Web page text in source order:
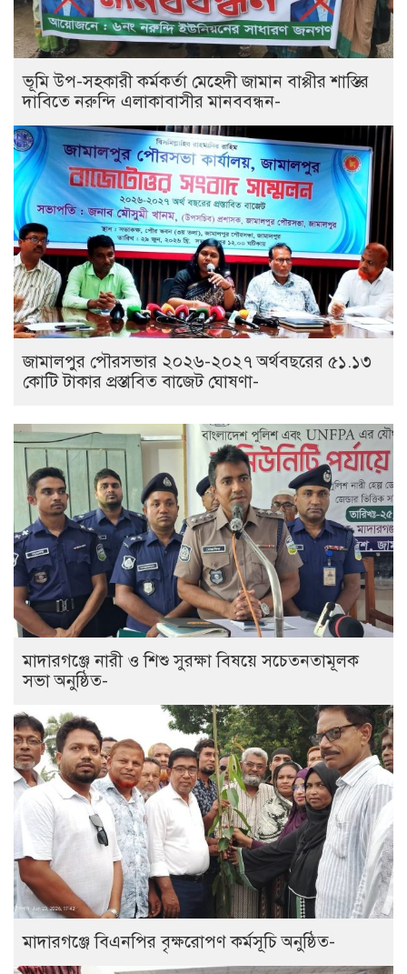
ভূমি উপ-সহকারী কর্মকর্তা মেহেদী জামান বাপ্পীর শাস্তির
দাবিতে নরুন্দি এলাকাবাসীর মানববন্ধন-
জামালপুর পৌরসভার ২০২৬-২০২৭ অর্থবছরের ৫১.১৩
কোটি টাকার প্রস্তাবিত বাজেট ঘোষণা-
মাদারগঞ্জে নারী ও শিশু সুরক্ষা বিষয়ে সচেতনতামূলক
সভা অনুষ্ঠিত-
মাদারগঞ্জে বিএনপির বৃক্ষরোপণ কর্মসূচি অনুষ্ঠিত-